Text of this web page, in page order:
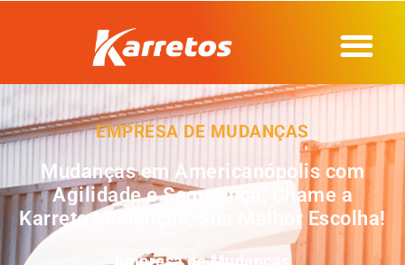
EMPRESA DE MUDANÇAS
Mudanças em Americanópolis com
Agilidade e Segurança, Chame a
Karreto Mudanças, Sua Melhor Escolha!
Empresa de Mudanças